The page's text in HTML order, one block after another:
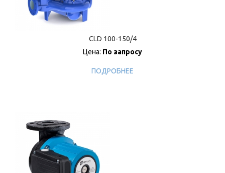
CLD 100-150/4
Цена: По запросу
ПОДРОБНЕЕ